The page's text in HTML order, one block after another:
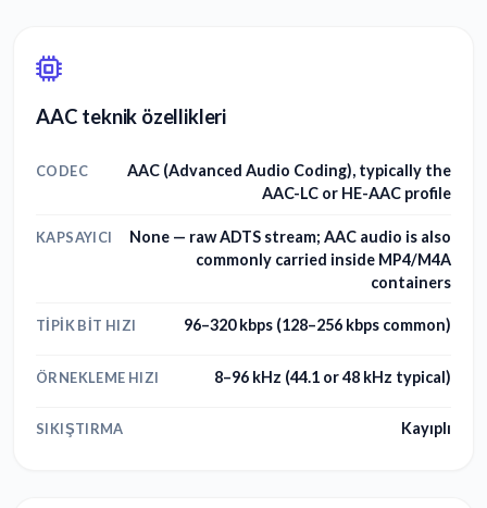
AAC teknik özellikleri
CODEC
AAC (Advanced Audio Coding), typically the
AAC-LC or HE-AAC profile
KAPSAYICI
None — raw ADTS stream; AAC audio is also
commonly carried inside MP4/M4A
containers
TIPIK BIT HIZI 96–320 kbps (128–256 kbps common)
ÖRNEKLEME HIZI 8–96 kHz (44.1 or 48 kHz typical)
SIKIŞTIRMA Kayıplı